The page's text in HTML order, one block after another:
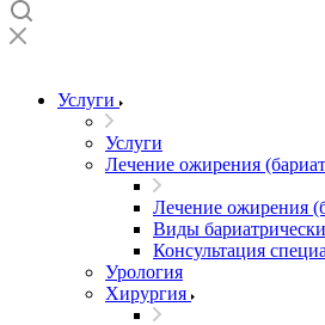
Услуги
Услуги
Лечение ожирения
Лечение ожирения
Виды
Консультация
Урология
Хирургия